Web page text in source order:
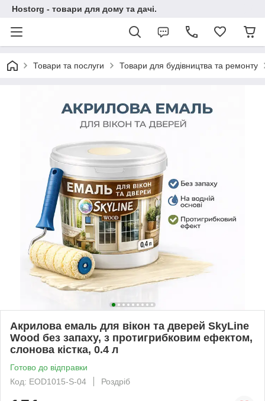
Hostorg - товари для дому та дачі.
Товари та послуги Товари для будівництва та ремонту
Акрилова емаль для вікон та дверей SkyLine
Wood без запаху, з протигрибковим ефектом,
слонова кістка, 0.4 л
Готово до відправки
Код: EOD1015-S-04
Роздріб